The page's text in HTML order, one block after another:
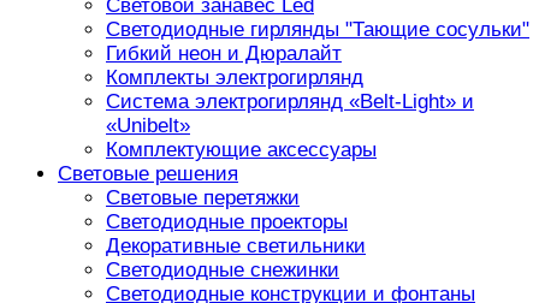
Световой занавес Led
Светодиодные гирлянды "Тающие сосульки"
Гибкий неон и Дюралайт
Комплекты электрогирлянд
Система электрогирлянд «Belt-Light» и
«Unibelt»
Комплектующие аксессуары
Световые решения
Световые перетяжки
Светодиодные проекторы
Декоративные светильники
Светодиодные снежинки
Светодиодные конструкции и фонтаны